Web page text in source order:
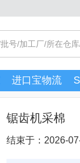
进口宝物流
锯齿机采棉
结束于：2026-